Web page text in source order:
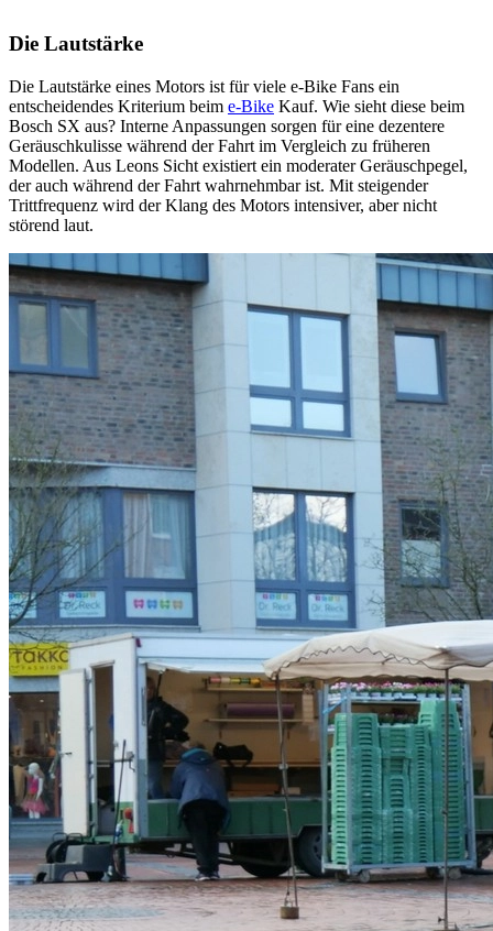
Die Lautstärke
Die Lautstärke eines Motors ist für viele e-Bike Fans ein
entscheidendes Kriterium beim e-Bike Kauf. Wie sieht diese beim
Bosch SX aus? Interne Anpassungen sorgen für eine dezentere
Geräuschkulisse während der Fahrt im Vergleich zu früheren
Modellen. Aus Leons Sicht existiert ein moderater Geräuschpegel,
der auch während der Fahrt wahrnehmbar ist. Mit steigender
Trittfrequenz wird der Klang des Motors intensiver, aber nicht
störend laut.